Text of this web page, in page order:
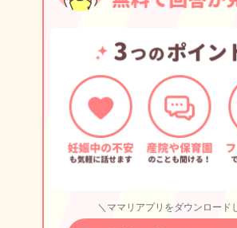
＼ママリアプリをダウンロード